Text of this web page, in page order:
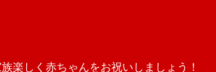
楽しく赤ちゃんをお祝いしましょう！